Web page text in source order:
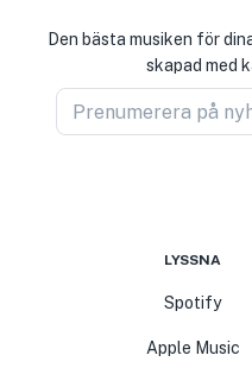
Den bästa musiken för
skapad med
LYSSNA
Spotify
Apple Music